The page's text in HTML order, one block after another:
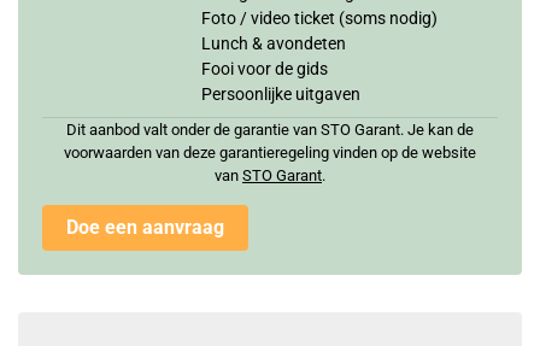
Foto / video ticket (soms nodig)
Lunch & avondeten
Fooi voor de gids
Persoonlijke uitgaven
Dit aanbod valt onder de garantie van STO Garant. Je kan de
voorwaarden van deze garantieregeling vinden op de website
van STO Garant.
Doe een aanvraag